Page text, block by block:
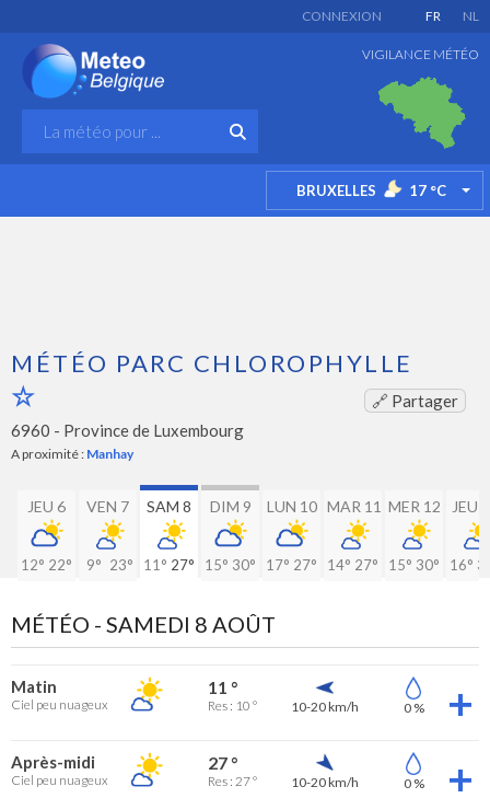
FR NL
CONNEXION
VIGILANCE MÉTÉO
BRUXELLES 17 °C
MÉTÉO PARC CHLOROPHYLLE
🔗 Partager
6960 - Province de Luxembourg
A proximité : Manhay
JEU 6
12° 22°
VEN 7
9° 23°
SAM 8
11° 27°
DIM 9
15° 30°
LUN 10
17° 27°
MAR 11
14° 27°
MER 12
15° 30°
JEU
16°
MÉTÉO - SAMEDI 8 AOÛT
Matin
Ciel peu nuageux
11 °
Res : 10 ° 10-20 km/h 0 %
Après-midi
Ciel peu nuageux
27 °
Res : 27 ° 10-20 km/h 0 %